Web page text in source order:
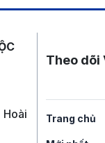
Hoài
Theo dõi
Trang chủ